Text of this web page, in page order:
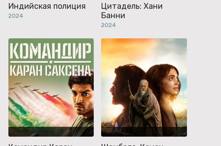
Индийская полиция
2024
Цитадель: Хани
Банни
2024